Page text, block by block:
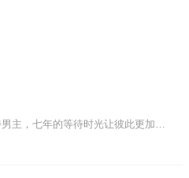
男主是理科天才，拥有远大抱负，为了她出国深造，女主是文科天才，静心等待男主，七年的等待时光让彼此更加美好！